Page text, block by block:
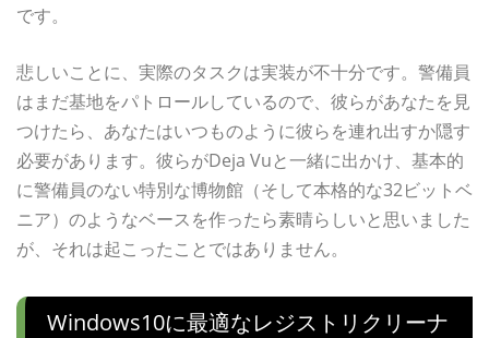
です。
悲しいことに、実際のタスクは実装が不十分です。警備員
はまだ基地をパトロールしているので、彼らがあなたを見
つけたら、あなたはいつものように彼らを連れ出すか隠す
必要があります。彼らがDeja Vuと一緒に出かけ、基本的
に警備員のない特別な博物館（そして本格的な32ビットベ
ニア）のようなベースを作ったら素晴らしいと思いました
が、それは起こったことではありません。
Windows10に最適なレジストリクリーナ